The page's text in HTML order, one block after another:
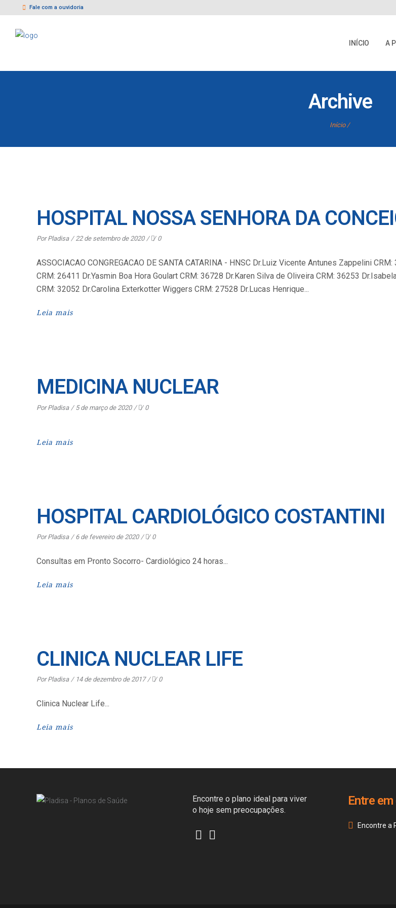
Fale com a ouvidoria
INÍCIO A
Archive
Início
HOSPITAL NOSSA SENHORA DA
Por Pladisa 22 de setembro de 2020 0
ASSOCIACAO CONGREGACAO DE SANTA CATARINA - HNSC Dr.Luiz Vicente Antunes Zappelini
CRM: 26411 Dr.Yasmin Boa Hora Goulart CRM: 36728 Dr.Karen Silva de Oliveira CRM: 36253
CRM: 32052 Dr.Carolina Exterkotter Wiggers CRM: 27528 Dr.Lucas Henrique
Leia mais
MEDICINA NUCLEAR
Por Pladisa 5 de março de 2020 0
Leia mais
HOSPITAL CARDIOLÓGICO COSTANTINI
Por Pladisa 6 de fevereiro de 2020 0
Consultas em Pronto Socorro- Cardiológico 24 horas
Leia mais
CLINICA NUCLEAR LIFE
Por Pladisa 14 de dezembro de 2017 0
Clinica Nuclear Life
Leia mais
Encontre o plano ideal para viver
o hoje sem preocupações.
Entre
Encontre a